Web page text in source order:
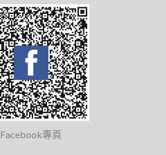
Facebook專頁